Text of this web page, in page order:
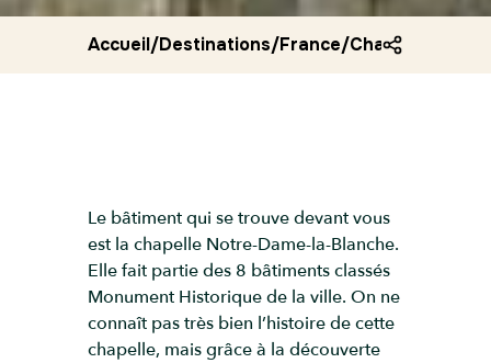
Accueil/Destinations/France/Chapelle notre
Le bâtiment qui se trouve devant vous
est la chapelle Notre-Dame-la-Blanche.
Elle fait partie des 8 bâtiments classés
Monument Historique de la ville. On ne
connaît pas très bien l’histoire de cette
chapelle, mais grâce à la découverte